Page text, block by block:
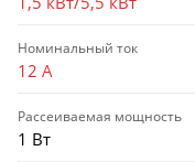
Номинальный ток
12 А
Рассеиваемая мощность
1 Вт